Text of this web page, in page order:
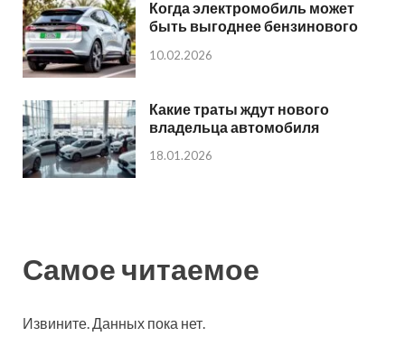
Когда электромобиль может
быть выгоднее бензинового
10.02.2026
Какие траты ждут нового
владельца автомобиля
18.01.2026
Самое читаемое
Извините. Данных пока нет.